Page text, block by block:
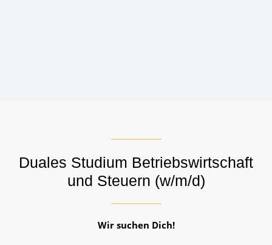
Starte deine Karriere bei uns!
Duales Studium Betriebswirtschaft
und Steuern (w/m/d)
Wir suchen Dich!